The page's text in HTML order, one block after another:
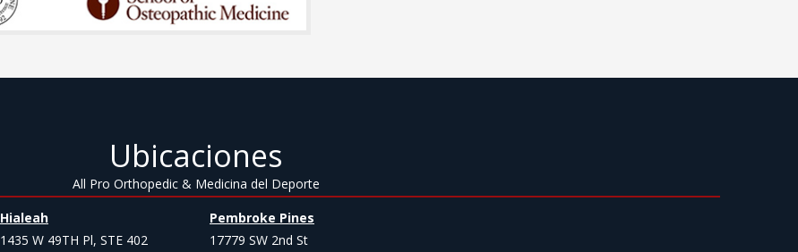
Ubicaciones
All Pro Orthopedic & Medicina del Deporte
Hialeah
1435 W 49TH Pl, STE 402
Pembroke Pines
17779 SW 2nd St